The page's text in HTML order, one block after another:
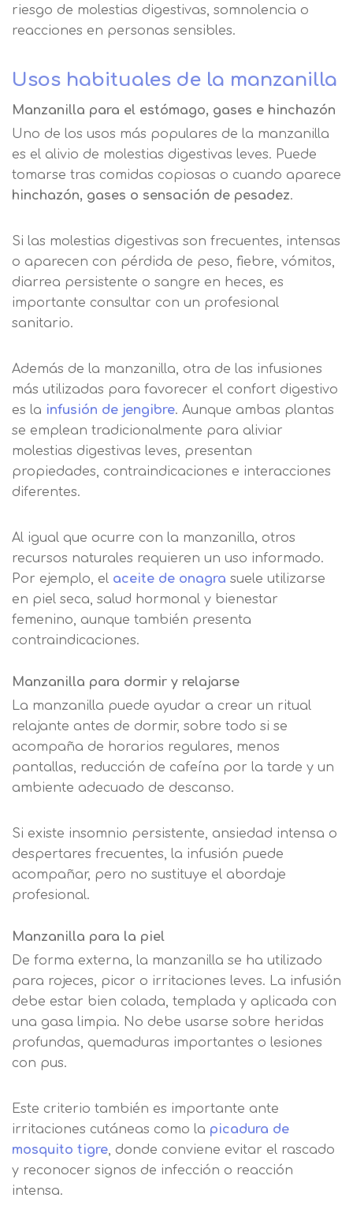
riesgo de molestias digestivas, somnolencia o
reacciones en personas sensibles.
Usos habituales de la manzanilla
Manzanilla para el estómago, gases e hinchazón
Uno de los usos más populares de la manzanilla
es el alivio de molestias digestivas leves. Puede
tomarse tras comidas copiosas o cuando aparece
hinchazón, gases o sensación de pesadez.
Si las molestias digestivas son frecuentes, intensas
o aparecen con pérdida de peso, fiebre, vómitos,
diarrea persistente o sangre en heces, es
importante consultar con un profesional
sanitario.
Además de la manzanilla, otra de las infusiones
más utilizadas para favorecer el confort digestivo
es la infusión de jengibre. Aunque ambas plantas
se emplean tradicionalmente para aliviar
molestias digestivas leves, presentan
propiedades, contraindicaciones e interacciones
diferentes.
Al igual que ocurre con la manzanilla, otros
recursos naturales requieren un uso informado.
Por ejemplo, el aceite de onagra suele utilizarse
en piel seca, salud hormonal y bienestar
femenino, aunque también presenta
contraindicaciones.
Manzanilla para dormir y relajarse
La manzanilla puede ayudar a crear un ritual
relajante antes de dormir, sobre todo si se
acompaña de horarios regulares, menos
pantallas, reducción de cafeína por la tarde y un
ambiente adecuado de descanso.
Si existe insomnio persistente, ansiedad intensa o
despertares frecuentes, la infusión puede
acompañar, pero no sustituye el abordaje
profesional.
Manzanilla para la piel
De forma externa, la manzanilla se ha utilizado
para rojeces, picor o irritaciones leves. La infusión
debe estar bien colada, templada y aplicada con
una gasa limpia. No debe usarse sobre heridas
profundas, quemaduras importantes o lesiones
con pus.
Este criterio también es importante ante
irritaciones cutáneas como la picadura de
mosquito tigre, donde conviene evitar el rascado
y reconocer signos de infección o reacción
intensa.
Apellido
Teléfono País
Mensaje
Información básica sobre
Protección de Datos .Haz clic aquí
básica.
de Datos .Haz clic aquí
Responsable EUROINNOVA
de nuestros servicios de enseñanza
Legitimación Consentimiento del
interesado Destinatarios Encargados
del tratamiento para cumplir con las
finalidades Derechos Acceder,
rectificar y suprimir los datos, así
como otros derechos, como se
Información adicionalaquí
Acepto el tratamiento de mis datos con la
finalidad prevista en la información
relacionados con tus preferencias,
mediante el análisis de tus hábitos de
correcto funcionamiento de las distintas
funcionalidades de nuestra página web.
Puede obtener más información en
nuestra
política de cookies.
Seguir navegando
Leer más